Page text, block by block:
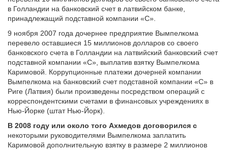
в Голландии на банковский счет в латвийском банке,
принадлежащий подставной компании «C».
9 ноября 2007 года дочернее предприятие Вымпелкома
перевело оставшиеся 15 миллионов долларов со своего
банковского счета в Голландии на латвийский банковский счет
подставной компании «C», выплатив взятку Вымпелкома
Каримовой. Коррупционные платежи дочерней компании
Вымпелкома на банковский счет подставной компании «C» в
Риге (Латвия) были произведены посредством операций с
корреспондентскими счетами в финансовых учреждениях в
Нью-Йорке (штат Нью-Йорк).
В 2008 году или около того Ахмедов договорился с
некоторыми руководителями Вымпелкома заплатить
Каримовой дополнительную взятку в размере 2 миллионов